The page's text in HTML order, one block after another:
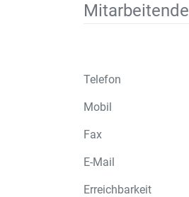
Mitarbeitende
Telefon
Mobil
Fax
E-Mail
Erreichbarkeit